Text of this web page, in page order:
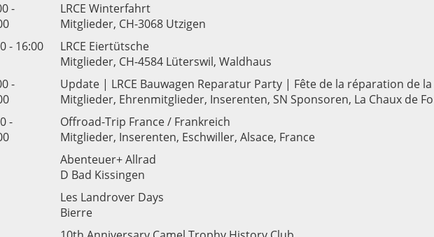
-
LRCE Winterfahrt
Mitglieder, CH-3068 Utzigen
- 16:00
LRCE Eiertütsche
Mitglieder, CH-4584 Lüterswil, Waldhaus
-
Update | LRCE Bauwagen Reparatur Party | Fête de la réparation de
Mitglieder, Ehrenmitglieder, Inserenten, SN Sponsoren, La Chaux de
-
Offroad-Trip France / Frankreich
Mitglieder, Inserenten, Eschwiller, Alsace, France
Abenteuer+ Allrad
D Bad Kissingen
Les Landrover Days
Bierre